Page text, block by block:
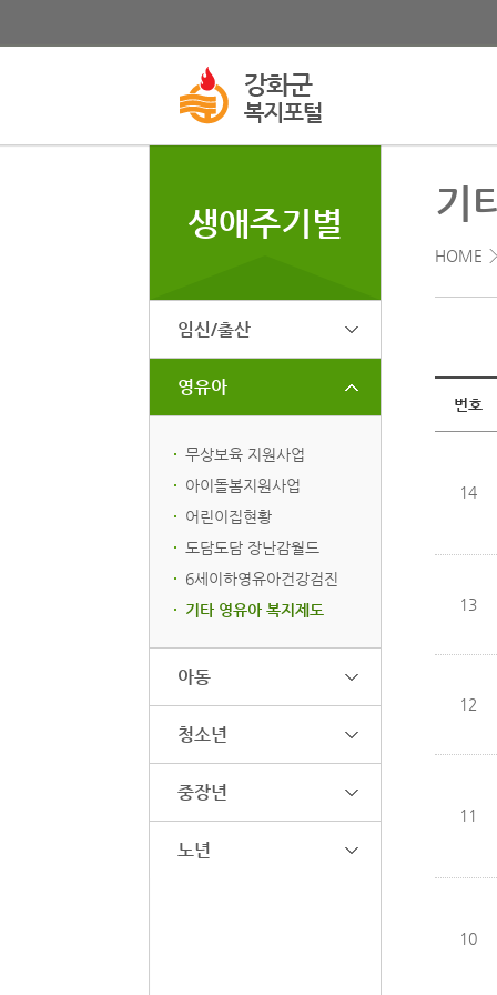
생애주기별
임신/출산
영유아
무상보육 지원사업
아이돌봄지원사업
어린이집현황
도담도담 장난감월드
6세이하영유아건강검진
기타 영유아 복지제도
아동
청소년
중장년
노년
기
HOME
번호
14
13
12
11
10